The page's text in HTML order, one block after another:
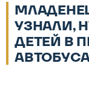
УЗНАЛИ,
ДЕТЕЙ В